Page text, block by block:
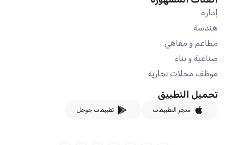
إدارة
هندسة
مطاعم و مقاهي
صناعية و بناء
موظف محلات تجارية
تحميل التطبيق
متجر التطبيقات تطبيقات جوجل